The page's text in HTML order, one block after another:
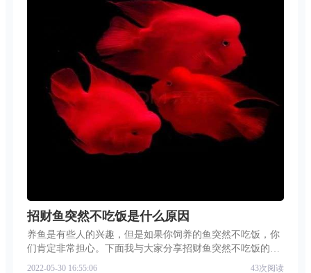
招财鱼突然不吃饭是什么原因
养鱼是有些人的兴趣，但是如果你饲养的鱼突然不吃饭，你
们肯定非常担心。下面我与大家分享招财鱼突然不吃饭的原
因。首先，招财鱼水质是整个饲养的核心因素，招财鱼饲养
2022-05-30 16:55:06 43次阅读